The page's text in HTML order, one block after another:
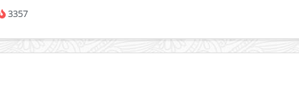
3357